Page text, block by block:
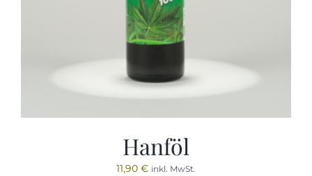
Hanföl
11,90 € inkl. MwSt.